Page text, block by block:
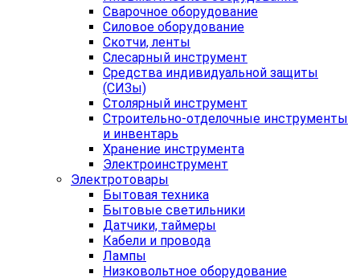
Сварочное оборудование
Силовое оборудование
Скотчи, ленты
Слесарный инструмент
Средства индивидуальной защиты
(СИЗы)
Столярный инструмент
Строительно-отделочные инструменты
и инвентарь
Хранение инструмента
Электроинструмент
Электротовары
Бытовая техника
Бытовые светильники
Датчики, таймеры
Кабели и провода
Лампы
Низковольтное оборудование